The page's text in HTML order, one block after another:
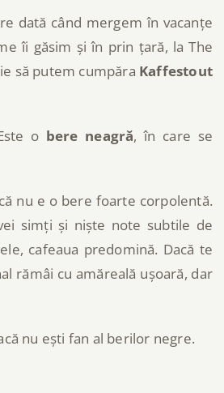
dată când mergem în vacanțe
îi găsim și în prin țară, la The
să putem cumpăra Kaffestout
o bere neagră, în care se
nu e o bere foarte corpolentă.
simți și niște note subtile de
cafeaua predomină. Dacă te
rămâi cu amăreală ușoară, dar
nu ești fan al berilor negre.